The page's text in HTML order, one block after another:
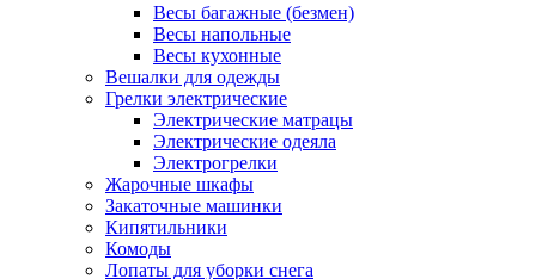
Весы багажные (безмен)
Весы напольные
Весы кухонные
Вешалки для одежды
Грелки электрические
Электрические матрацы
Электрические одеяла
Электрогрелки
Жарочные шкафы
Закаточные машинки
Кипятильники
Комоды
Лопаты для уборки снега